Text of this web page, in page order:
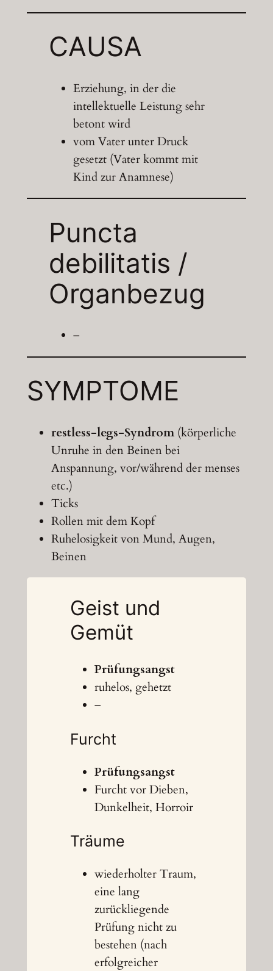
CAUSA
Erziehung, in der die
intellektuelle Leistung sehr
betont wird
vom Vater unter Druck
gesetzt (Vater kommt mit
Kind zur Anamnese)
Puncta
debilitatis /
Organbezug
–
SYMPTOME
restless-legs-Syndrom(körperliche
Unruhe in den Beinen bei
Anspannung, vor/während der menses
etc.)
Ticks
Rollen mit dem Kopf
Ruhelosigkeit von Mund, Augen,
Beinen
Geist und
Gemüt
Prüfungsangst
ruhelos, gehetzt
–
Furcht
Prüfungsangst
Furcht vor Dieben,
Dunkelheit, Horroir
Träume
wiederholter Traum,
eine lang
zurückliegende
Prüfung nicht zu
bestehen (nach
erfolgreicher